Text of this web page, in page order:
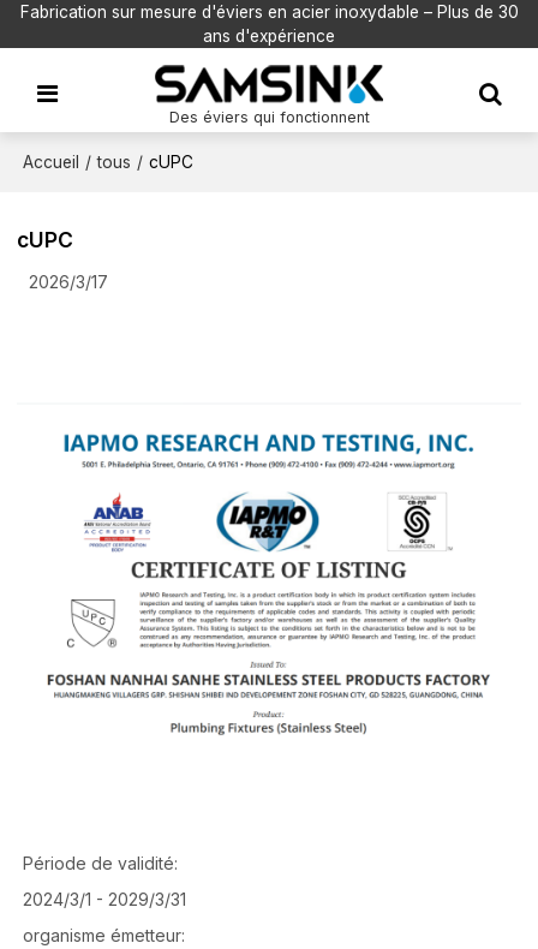
Fabrication sur mesure d'éviers en acier inoxydable – Plus de 30
ans d'expérience
Des éviers qui fonctionnent
Accueil / tous / cUPC
cUPC
2026/3/17
Période de validité:
2024/3/1 - 2029/3/31
organisme émetteur: